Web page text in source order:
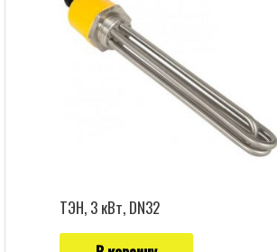
ТЭН, 3 кВт, DN32